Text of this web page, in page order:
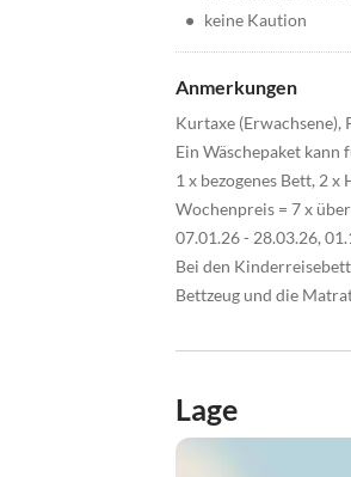
• keine Kaution
Anmerkungen
Kurtaxe (Erwachsene),
Ein Wäschepaket
1 x bezogenes Bett, 2
Wochenpreis = 7 x
07.01.26 - 28.03.26,
Bei den
Bettzeug und die
Lage